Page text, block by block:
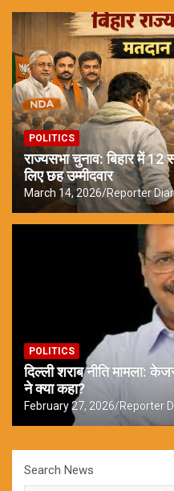
POLITICS
राज्यसभा चुनाव: बिहार में 12
लिए छह उम्मीदवार
March 14, 2026 Reporter
POLITICS
दिल्ली शराब नीति मामला:
ने क्या कहा?
February 27, 2026 Reporter
Search News